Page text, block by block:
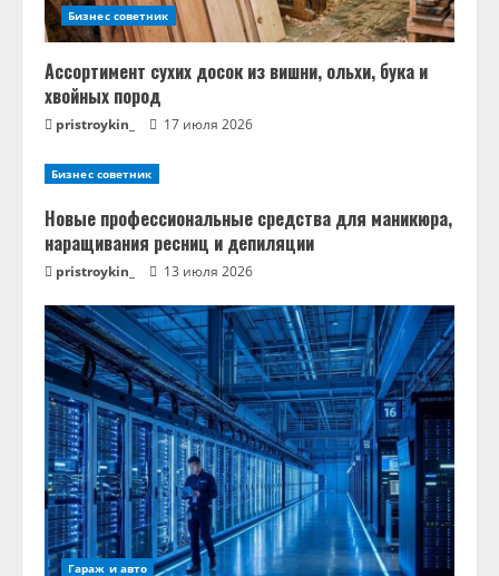
Бизнес советник
Ассортимент сухих досок из вишни, ольхи, бука и
хвойных пород
pristroykin_ 17 июля 2026
Бизнес советник
Новые профессиональные средства для маникюра,
наращивания ресниц и депиляции
pristroykin_ 13 июля 2026
Гараж и авто